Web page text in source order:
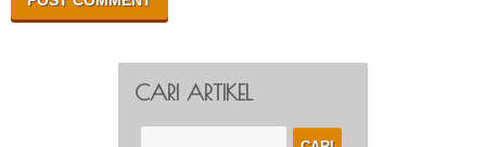
CARI ARTIKEL